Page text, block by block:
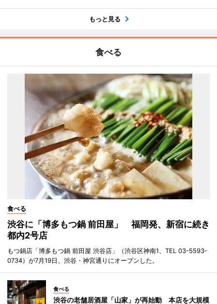
もっと見る
食べる
食べる
渋谷に「博多もつ鍋 前田屋」 福岡発、新宿に続き
都内2号店
もつ鍋店「博多もつ鍋 前田屋 渋谷店」（渋谷区神南1、TEL 03-5593-
0734）が7月19日、渋谷・神宮通りにオープンした。
食べる
渋谷の老舗居酒屋「山家」が再始動 本店を大規模